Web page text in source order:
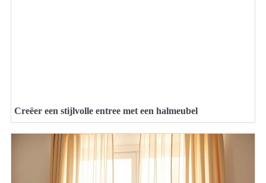
Creëer een stijlvolle entree met een halmeubel